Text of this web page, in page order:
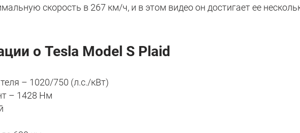
скорость в 267 км/ч, и в этом видео он достигает ее
о Tesla Model S Plaid
– 1020/750 (л.c./кВт)
– 1428 Нм